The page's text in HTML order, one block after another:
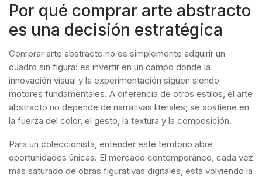
Por qué comprar arte abstracto
es una decisión estratégica
Comprar arte abstracto no es simplemente adquirir un
cuadro sin figura: es invertir en un campo donde la
innovación visual y la experimentación siguen siendo
motores fundamentales. A diferencia de otros estilos, el arte
abstracto no depende de narrativas literales; se sostiene en
la fuerza del color, el gesto, la textura y la composición.
Para un coleccionista, entender este territorio abre
oportunidades únicas. El mercado contemporáneo, cada vez
más saturado de obras figurativas digitales, está volviendo la